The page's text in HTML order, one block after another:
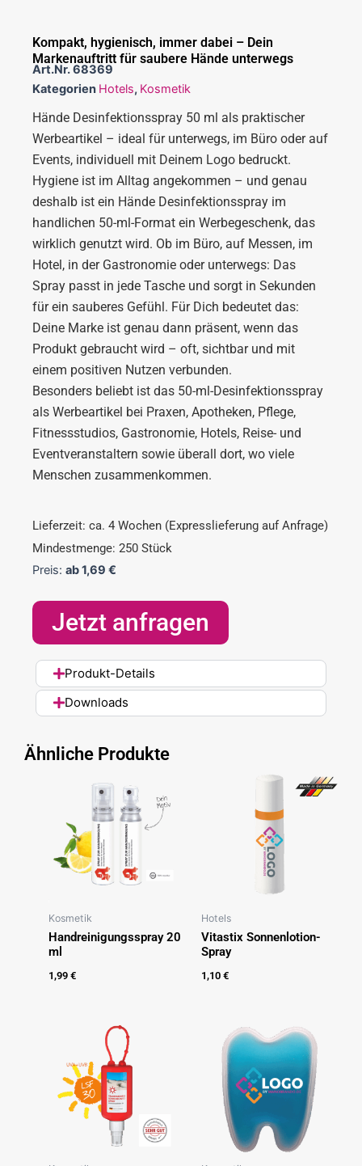
Kompakt, hygienisch, immer dabei – Dein
Markenauftritt für saubere Hände unterwegs
Art.Nr.68369
Kategorien Hotels, Kosmetik
Hände Desinfektionsspray 50 ml als praktischer
Werbeartikel – ideal für unterwegs, im Büro oder auf
Events, individuell mit Deinem Logo bedruckt.
Hygiene ist im Alltag angekommen – und genau
deshalb ist ein Hände Desinfektionsspray im
handlichen 50-ml-Format ein Werbegeschenk, das
wirklich genutzt wird. Ob im Büro, auf Messen, im
Hotel, in der Gastronomie oder unterwegs: Das
Spray passt in jede Tasche und sorgt in Sekunden
für ein sauberes Gefühl. Für Dich bedeutet das:
Deine Marke ist genau dann präsent, wenn das
Produkt gebraucht wird – oft, sichtbar und mit
einem positiven Nutzen verbunden.
Besonders beliebt ist das 50-ml-Desinfektionsspray
als Werbeartikel bei Praxen, Apotheken, Pflege,
Fitnessstudios, Gastronomie, Hotels, Reise- und
Eventveranstaltern sowie überall dort, wo viele
Menschen zusammenkommen.
Lieferzeit: ca. 4 Wochen (Expresslieferung auf Anfrage)
Mindestmenge: 250 Stück
Preis: ab1,69 €
Jetzt anfragen
Produkt-Details
Downloads
Ähnliche Produkte
Kosmetik
Handreinigungsspray 20
ml
1,99 €
Hotels
Vitastix Sonnenlotion-
Spray
1,10 €